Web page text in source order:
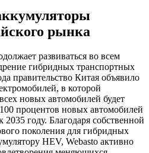
рынка
развиваться во всем
гибридных транспортных
правительство Китая объявило
в которой
новых автомобилей будет
процентов новых автомобилей
году. Благодаря собственной
поколения для гибридных
HEV, Webasto активно